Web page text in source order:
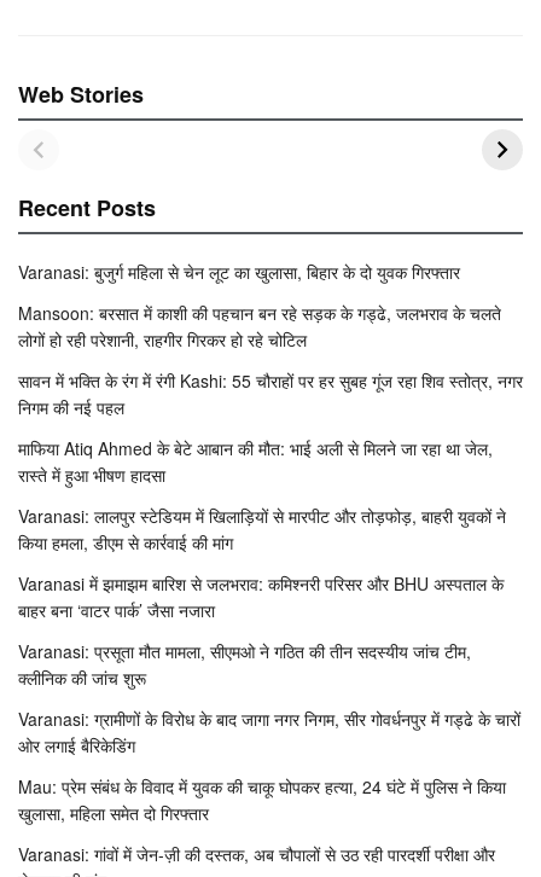
Web Stories
Recent Posts
Varanasi: बुजुर्ग महिला से चेन लूट का खुलासा, बिहार के दो युवक गिरफ्तार
Mansoon: बरसात में काशी की पहचान बन रहे सड़क के गड्ढे, जलभराव के चलते
लोगों हो रही परेशानी, राहगीर गिरकर हो रहे चोटिल
सावन में भक्ति के रंग में रंगी Kashi: 55 चौराहों पर हर सुबह गूंज रहा शिव स्तोत्र, नगर
निगम की नई पहल
माफिया Atiq Ahmed के बेटे आबान की मौत: भाई अली से मिलने जा रहा था जेल,
रास्ते में हुआ भीषण हादसा
Varanasi: लालपुर स्टेडियम में खिलाड़ियों से मारपीट और तोड़फोड़, बाहरी युवकों ने
किया हमला, डीएम से कार्रवाई की मांग
Varanasi में झमाझम बारिश से जलभराव: कमिश्नरी परिसर और BHU अस्पताल के
बाहर बना ‘वाटर पार्क’ जैसा नजारा
Varanasi: प्रसूता मौत मामला, सीएमओ ने गठित की तीन सदस्यीय जांच टीम,
क्लीनिक की जांच शुरू
Varanasi: ग्रामीणों के विरोध के बाद जागा नगर निगम, सीर गोवर्धनपुर में गड्ढे के चारों
ओर लगाई बैरिकेडिंग
Mau: प्रेम संबंध के विवाद में युवक की चाकू घोपकर हत्या, 24 घंटे में पुलिस ने किया
खुलासा, महिला समेत दो गिरफ्तार
Varanasi: गांवों में जेन-ज़ी की दस्तक, अब चौपालों से उठ रही पारदर्शी परीक्षा और